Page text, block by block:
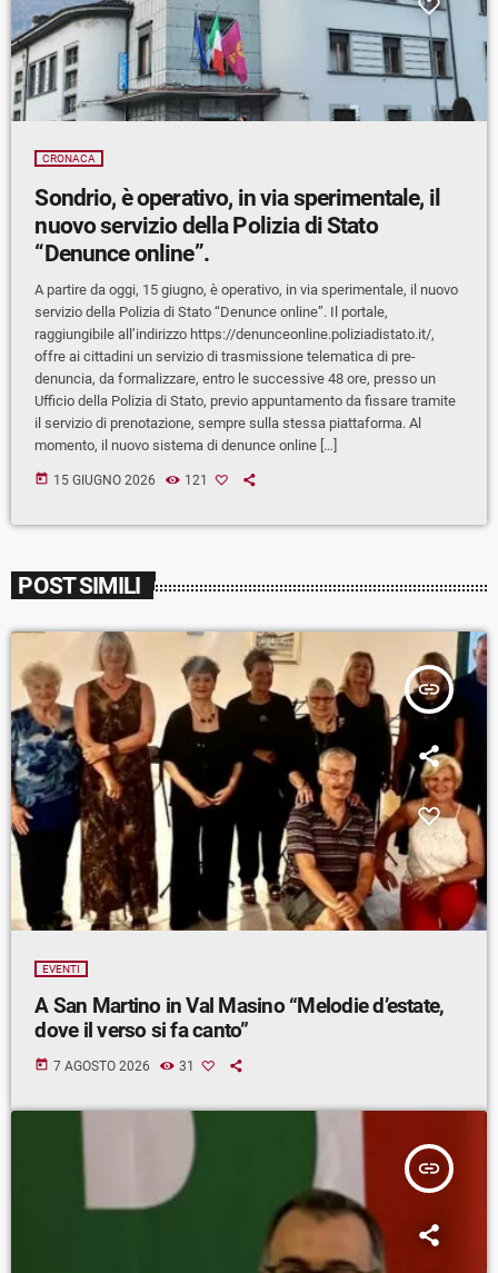
CRONACA
Sondrio, è operativo, in via sperimentale, il
nuovo servizio della Polizia di Stato
“Denunce online”.
A partire da oggi, 15 giugno, è operativo, in via sperimentale, il nuovo
servizio della Polizia di Stato “Denunce online”. Il portale,
raggiungibile all’indirizzo https://denunceonline.poliziadistato.it/,
offre ai cittadini un servizio di trasmissione telematica di pre-
denuncia, da formalizzare, entro le successive 48 ore, presso un
Ufficio della Polizia di Stato, previo appuntamento da fissare tramite
il servizio di prenotazione, sempre sulla stessa piattaforma. Al
momento, il nuovo sistema di denunce online […]
today 15 GIUGNO 2026 121
POST SIMILI
insert_link
EVENTI
A San Martino in Val Masino “Melodie d’estate,
dove il verso si fa canto”
today 7 AGOSTO 2026 31
insert_link